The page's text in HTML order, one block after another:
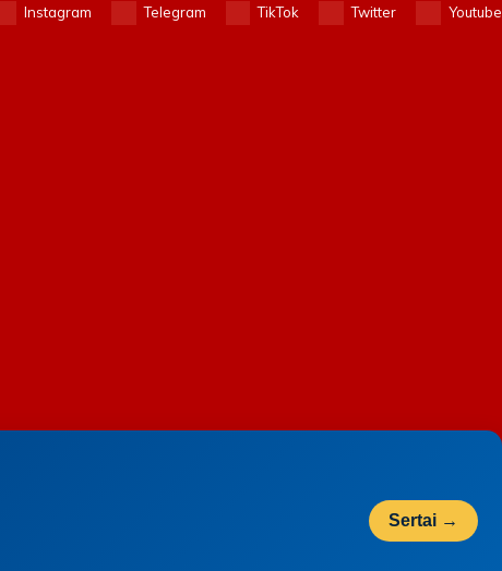
Instagram Telegram TikTok Twitter Youtube
Sertai →